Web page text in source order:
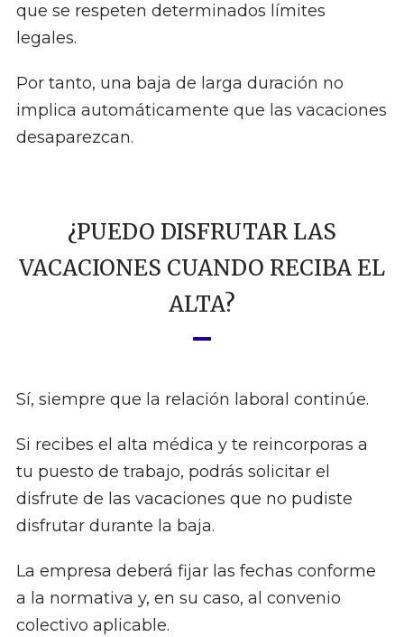
que se respeten determinados límites
legales.
Por tanto, una baja de larga duración no
implica automáticamente que las vacaciones
desaparezcan.
¿PUEDO DISFRUTAR LAS
VACACIONES CUANDO RECIBA EL
ALTA?
Sí, siempre que la relación laboral continúe.
Si recibes el alta médica y te reincorporas a
tu puesto de trabajo, podrás solicitar el
disfrute de las vacaciones que no pudiste
disfrutar durante la baja.
La empresa deberá fijar las fechas conforme
a la normativa y, en su caso, al convenio
colectivo aplicable.